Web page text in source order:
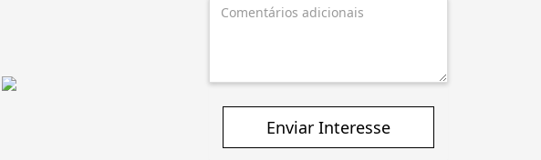
Enviar Interesse